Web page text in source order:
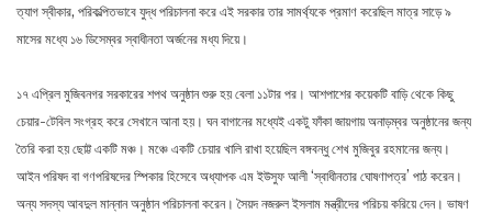
ত্যাগ স্বীকার, পরিকল্পিতভাবে যুদ্ধ পরিচালনা করে এই সরকার তার সামর্থ্যকে প্রমাণ করেছিল মাত্র সাড়ে ৯
মাসের মধ্যে ১৬ ডিসেম্বর স্বাধীনতা অর্জনের মধ্য দিয়ে।
১৭ এপ্রিল মুজিবনগর সরকারের শপথ অনুষ্ঠান শুরু হয় বেলা ১১টার পর। আশপাশের কয়েকটি বাড়ি থেকে কিছু
চেয়ার-টেবিল সংগ্রহ করে সেখানে আনা হয়। ঘন বাগানের মধ্যেই একটু ফাঁকা জায়গায় অনাড়ম্বর অনুষ্ঠানের জন্য
তৈরি করা হয় ছোট্ট একটি মঞ্চ। মঞ্চে একটি চেয়ার খালি রাখা হয়েছিল বঙ্গবন্ধু শেখ মুজিবুর রহমানের জন্য।
আইন পরিষদ বা গণপরিষদের স্পিকার হিসেবে অধ্যাপক এম ইউসুফ আলী ‘স্বাধীনতার ঘোষণাপত্র’ পাঠ করেন।
অন্য সদস্য আবদুল মান্নান অনুষ্ঠান পরিচালনা করেন। সৈয়দ নজরুল ইসলাম মন্ত্রীদের পরিচয় করিয়ে দেন। ভাষণ